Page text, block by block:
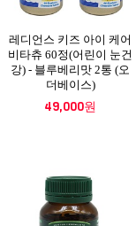
레디언스 키즈 아이 케어
비타츄 60정(어린이 눈건
강) - 블루베리맛 2통 (오
더베이스)
49,000원